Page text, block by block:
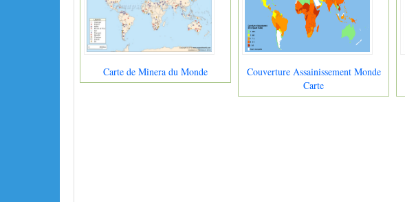
Carte de Minera du Monde
Couverture Assainissement Monde
Carte